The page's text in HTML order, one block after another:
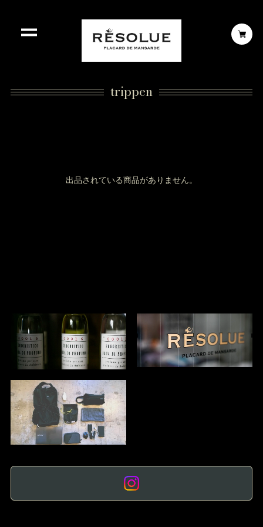
trippen
出品されている商品がありません。